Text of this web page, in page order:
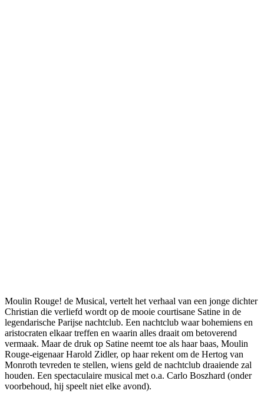
Moulin Rouge! de Musical, vertelt het verhaal van een jonge dichter
Christian die verliefd wordt op de mooie courtisane Satine in de
legendarische Parijse nachtclub. Een nachtclub waar bohemiens en
aristocraten elkaar treffen en waarin alles draait om betoverend
vermaak. Maar de druk op Satine neemt toe als haar baas, Moulin
Rouge-eigenaar Harold Zidler, op haar rekent om de Hertog van
Monroth tevreden te stellen, wiens geld de nachtclub draaiende zal
houden. Een spectaculaire musical met o.a. Carlo Boszhard (onder
voorbehoud, hij speelt niet elke avond).